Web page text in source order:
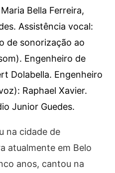
Bella Ferreira,
Assistência vocal:
de sonorização ao
Engenheiro de
Dolabella. Engenheiro
Raphael Xavier.
Junior Guedes.
na cidade de
atualmente em Belo
anos, cantou na